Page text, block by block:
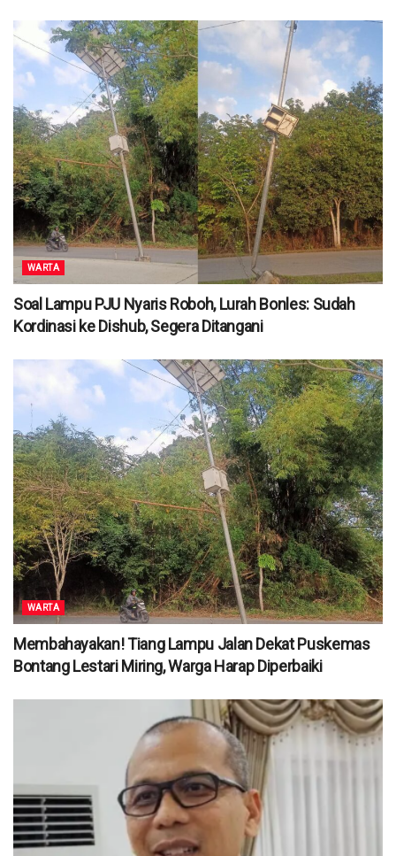
WARTA
Soal Lampu PJU Nyaris Roboh, Lurah Bonles: Sudah
Kordinasi ke Dishub, Segera Ditangani
WARTA
Membahayakan! Tiang Lampu Jalan Dekat Puskemas
Bontang Lestari Miring, Warga Harap Diperbaiki